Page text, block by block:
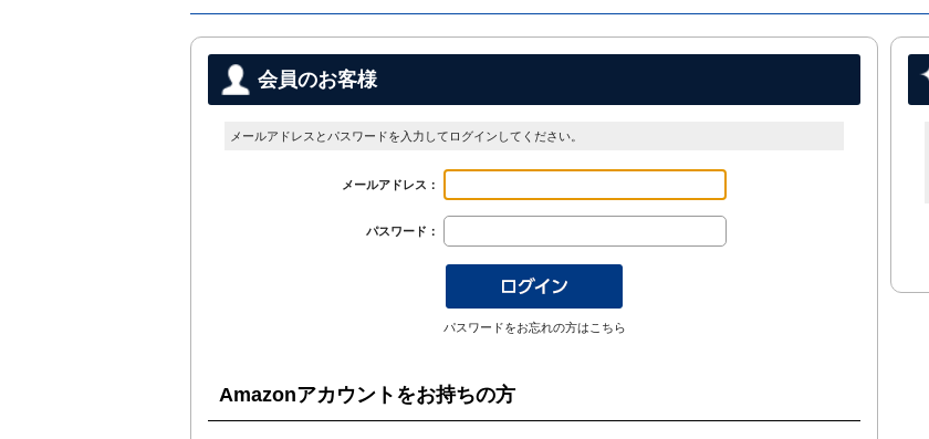
会員のお客様
メールアドレスとパスワードを入力してログインしてください。
メールアドレス：
パスワード：
パスワードをお忘れの方はこちら
Amazonアカウントをお持ちの方